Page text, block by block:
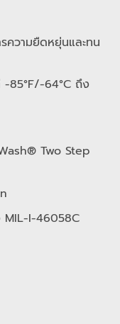
ความยืดหยุ่นและทน
-85°F/-64°C ถึง
Two Step
MIL-I-46058C